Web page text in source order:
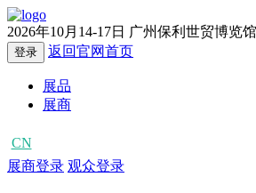
2026年10月14-17日 广州保利世贸博览馆
登录 返回官网首页
展品
展商
CN
展商登录 观众登录